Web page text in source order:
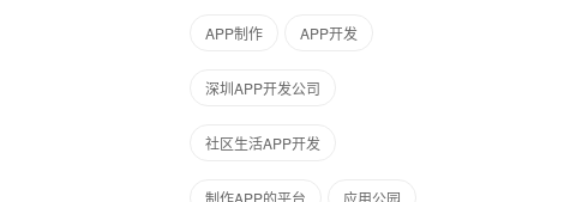
APP制作 APP开发
深圳APP开发公司
社区生活APP开发
制作APP的平台 应用公园